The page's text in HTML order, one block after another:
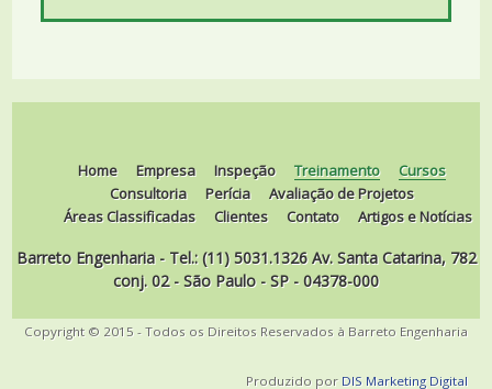
Home Empresa Inspeção Treinamento
Cursos
Consultoria
Perícia
Avaliação de Projetos
Áreas Classificadas
Clientes Contato Artigos e Notícias
Barreto Engenharia - Tel.: (11) 5031.1326 Av. Santa Catarina, 782
conj. 02 - São Paulo - SP - 04378-000
Copyright © 2015 - Todos os Direitos Reservados à Barreto Engenharia
Produzido por DIS Marketing Digital